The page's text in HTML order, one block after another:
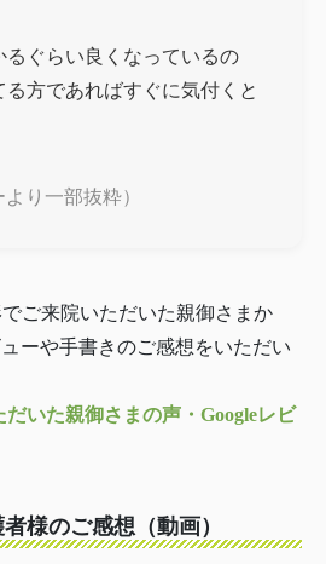
るぐらい良くなっているの
方であればすぐに気付くと
より一部抜粋）
ご来院いただいた親御さまか
ーや手書きのご感想をいただい
いた親御さまの声・Googleレビ
様のご感想（動画）